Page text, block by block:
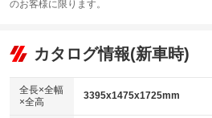
リフトアップ
：装備なし
：装備なし
パワーウィンドウ
：装備なし
ビジュアル：-／DVD再生
：装備あり
アルミホイール：16インチ
：装備あり
のお客様に限ります。
カタログ情報(新車時)
全長×全幅
×全高
3395x1475x1725mm